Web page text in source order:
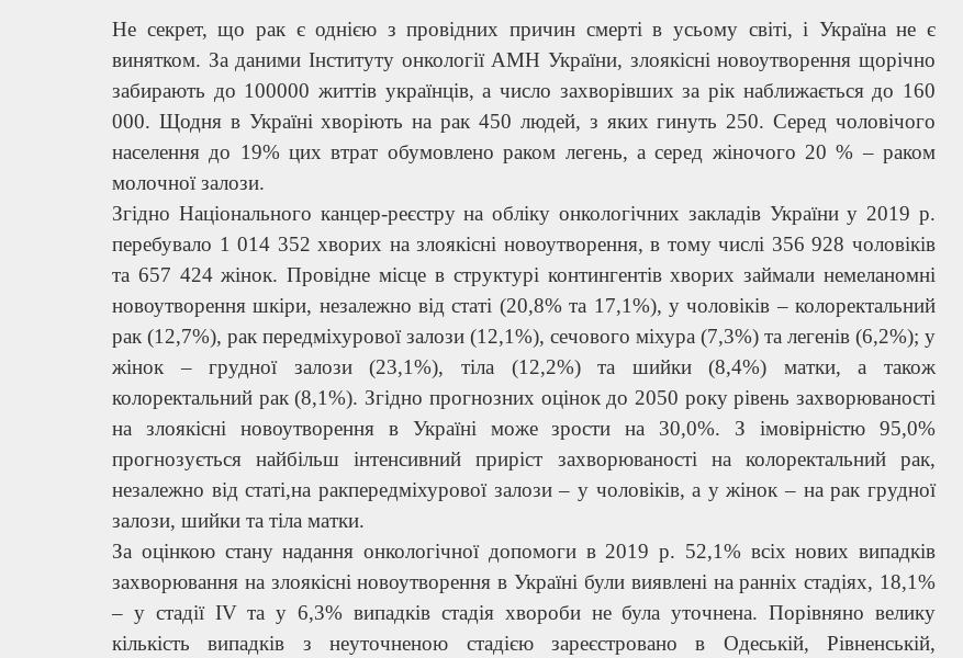
Не секрет, що рак є однією з провідних причин смерті в усьому світі, і Україна не є
винятком. За даними Інституту онкології АМН України, злоякісні новоутворення щорічно
забирають до 100000 життів українців, а число захворівших за рік наближається до 160
000. Щодня в Україні хворіють на рак 450 людей, з яких гинуть 250. Серед чоловічого
населення до 19% цих втрат обумовлено раком легень, а серед жіночого 20 % – раком
молочної залози.
Згідно Національного канцер-реєстру на обліку онкологічних закладів України у 2019 р.
перебувало 1 014 352 хворих на злоякісні новоутворення, в тому числі 356 928 чоловіків
та 657 424 жінок. Провідне місце в структурі контингентів хворих займали немеланомні
новоутворення шкіри, незалежно від статі (20,8% та 17,1%), у чоловіків – колоректальний
рак (12,7%), рак передміхурової залози (12,1%), сечового міхура (7,3%) та легенів (6,2%); у
жінок – грудної залози (23,1%), тіла (12,2%) та шийки (8,4%) матки, а також
колоректальний рак (8,1%). Згідно прогнозних оцінок до 2050 року рівень захворюваності
на злоякісні новоутворення в Україні може зрости на 30,0%. З імовірністю 95,0%
прогнозується найбільш інтенсивний приріст захворюваності на колоректальний рак,
незалежно від статі,на ракпередміхурової залози – у чоловіків, а у жінок – на рак грудної
залози, шийки та тіла матки.
За оцінкою стану надання онкологічної допомоги в 2019 р. 52,1% всіх нових випадків
захворювання на злоякісні новоутворення в Україні були виявлені на ранніх стадіях, 18,1%
– у стадії IV та у 6,3% випадків стадія хвороби не була уточнена. Порівняно велику
кількість випадків з неуточненою стадією зареєстровано в Одеській, Рівненській,